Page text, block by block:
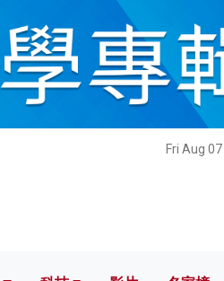
Fri Aug
科技 影片 名家